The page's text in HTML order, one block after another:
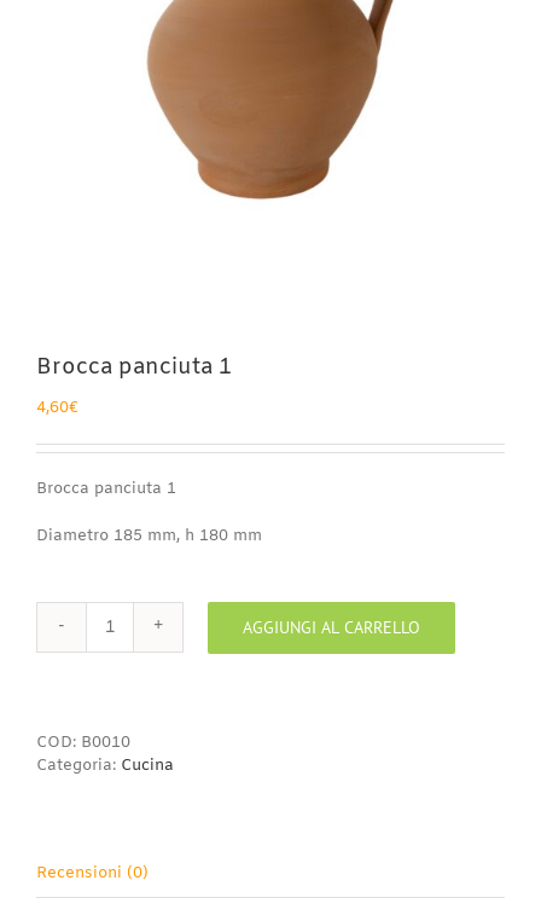
Brocca panciuta 1
4,60€
Brocca panciuta 1
Diametro 185 mm, h 180 mm
Brocca
AGGIUNGI AL CARRELLO
COD: B0010
Categoria: Cucina
Recensioni (0)